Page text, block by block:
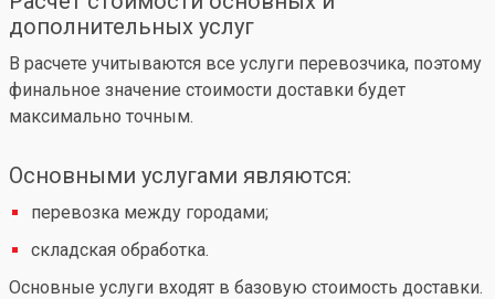
дополнительных услуг
В расчете учитываются все услуги перевозчика, поэтому
финальное значение стоимости доставки будет
максимально точным.
Основными услугами являются:
перевозка между городами;
складская обработка.
Основные услуги входят в базовую стоимость доставки.